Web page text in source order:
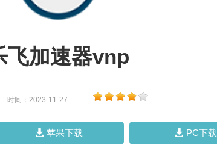
飞加速器vnp
时间：2023-11-27
苹果下载 PC下载